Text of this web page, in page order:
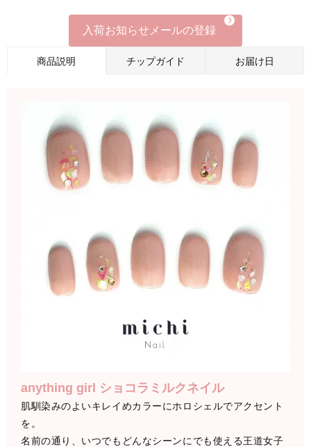
入荷お知らせメールの登録
商品説明 チップガイド お届け日
anything girl ショコラミルクネイル
肌馴染みのよいキレイめカラーにホロシェルでアクセント
を。
名前の通り、いつでもどんなシーンにでも使える王道女子